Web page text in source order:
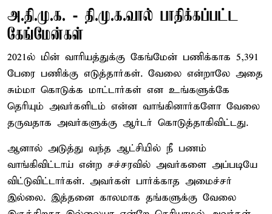
அ.தி.மு.க. - தி.மு.க.வால் பாதிக்கப்பட்ட
கேங்மேன்கள்
2021ல் மின் வாரியத்துக்கு கேங்மேன் பணிக்காக 5,391
பேரை பணிக்கு எடுத்தார்கள். வேலை என்றாலே அதை
சும்மா கொடுக்க மாட்டார்கள் என உங்களுக்கே
தெரியும் அவர்களிடம் என்ன வாங்கினார்களோ வேலை
தருவதாக அவர்களுக்கு ஆர்டர் கொடுத்தாகிவிட்டது.
ஆனால் அடுத்து வந்த ஆட்சியில் நீ பணம்
வாங்கிவிட்டாய் என்ற சச்சரவில் அவர்களை அப்படியே
விட்டுவிட்டார்கள். அவர்கள் பார்க்காத அமைச்சர்
இல்லை. இத்தனை காலமாக தங்களுக்கு வேலை